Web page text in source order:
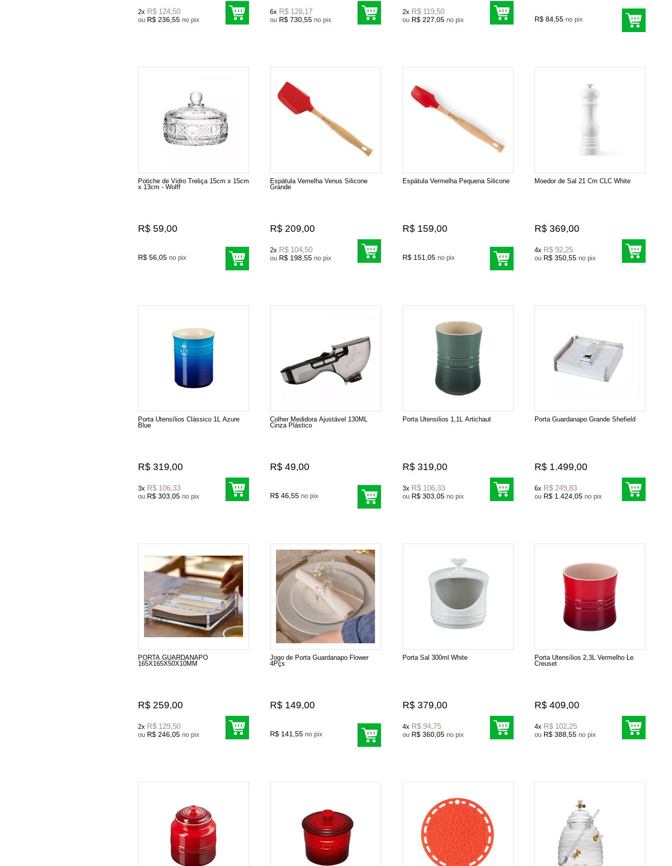
2x R$ 124,50
ou R$ 236,55 no pix
6x R$ 128,17
ou R$ 730,55 no pix
2x R$ 119,50
ou R$ 227,05 no pix R$ 84,55 no pix
Potiche de Vidro Treliça 15cm x 15cm
x 13cm - Wolff
R$ 59,00
R$ 56,05 no pix
Espátula Vemelha Venus Silicone
Grande
R$ 209,00
2x R$ 104,50
ou R$ 198,55 no pix
Espátula Vermelha Pequena Silicone
R$ 159,00
R$ 151,05 no pix
Moedor de Sal 21 Cm CLC White
R$ 369,00
4x R$ 92,25
ou R$ 350,55 no pix
Porta Utensílios Clássico 1L Azure
Blue
R$ 319,00
3x R$ 106,33
ou R$ 303,05 no pix
Colher Medidora Ajustável 130ML
Cinza Plástico
R$ 49,00
R$ 46,55 no pix
Porta Utensilios 1,1L Artichaut
R$ 319,00
3x R$ 106,33
ou R$ 303,05 no pix
Porta Guardanapo Grande Shefield
R$ 1.499,00
6x R$ 249,83
ou R$ 1.424,05 no pix
PORTA GUARDANAPO
165X165X50X10MM
R$ 259,00
2x R$ 129,50
ou R$ 246,05 no pix
Jogo de Porta Guardanapo Flower
4Pçs
R$ 149,00
R$ 141,55 no pix
Porta Sal 300ml White
R$ 379,00
4x R$ 94,75
ou R$ 360,05 no pix
Porta Utensílios 2,3L Vermelho Le
Creuset
R$ 409,00
4x R$ 102,25
ou R$ 388,55 no pix